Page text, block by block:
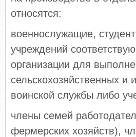
относятся:
военнослужащие,
учреждений
организации для
сельскохозяйственных и
воинской службы либо
члены семей
фермерских хозяйств),